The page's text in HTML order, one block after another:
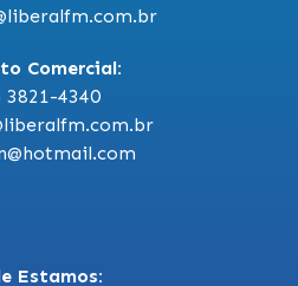
Comercial:
3821-4340
Estamos: